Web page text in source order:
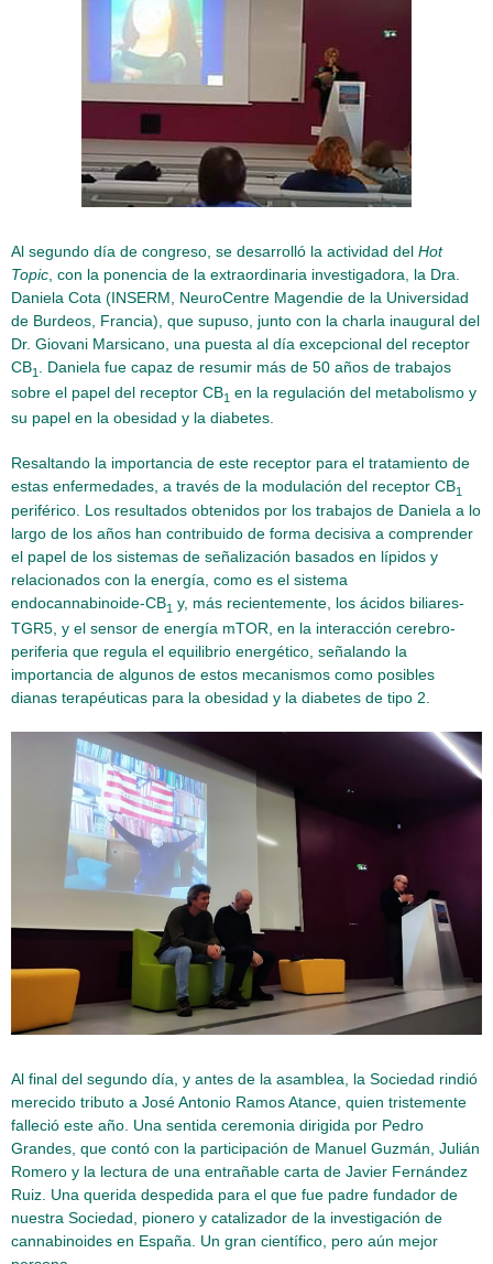
Al segundo día de congreso, se desarrolló la actividad del Hot
Topic , con la ponencia de la extraordinaria investigadora, la Dra.
Daniela Cota (INSERM, NeuroCentre Magendie de la Universidad
de Burdeos, Francia), que supuso, junto con la charla inaugural del
Dr. Giovani Marsicano, una puesta al día excepcional del receptor
CB1
. Daniela fue capaz de resumir más de 50 años de trabajos
sobre el papel del receptor CB1 en la regulación del metabolismo y
su papel en la obesidad y la diabetes.
Resaltando la importancia de este receptor para el tratamiento de
estas enfermedades, a través de la modulación del receptor CB1
periférico. Los resultados obtenidos por los trabajos de Daniela a lo
largo de los años han contribuido de forma decisiva a comprender
el papel de los sistemas de señalización basados en lípidos y
relacionados con la energía, como es el sistema
endocannabinoide-CB1 y, más recientemente, los ácidos biliares-
TGR5, y el sensor de energía mTOR, en la interacción cerebro-
periferia que regula el equilibrio energético, señalando la
importancia de algunos de estos mecanismos como posibles
dianas terapéuticas para la obesidad y la diabetes de tipo 2.
Al final del segundo día, y antes de la asamblea, la Sociedad rindió
merecido tributo a José Antonio Ramos Atance, quien tristemente
falleció este año. Una sentida ceremonia dirigida por Pedro
Grandes, que contó con la participación de Manuel Guzmán, Julián
Romero y la lectura de una entrañable carta de Javier Fernández
Ruiz. Una querida despedida para el que fue padre fundador de
nuestra Sociedad, pionero y catalizador de la investigación de
cannabinoides en España. Un gran científico, pero aún mejor